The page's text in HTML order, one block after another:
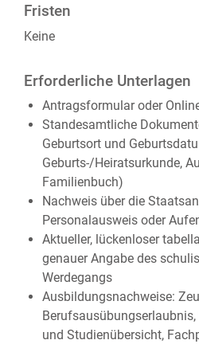
Fristen
Keine
Erforderliche Unterlagen
Antragsformular oder
Standesamtliche
Geburtsort und
Geburts-/Heiratsurkunde,
Familienbuch)
Nachweis über die
Personalausweis oder
Aktueller, lückenloser
genauer Angabe des
Werdegangs
Ausbildungsnachweise:
Berufsausübungserlaubnis,
und Studienübersicht,